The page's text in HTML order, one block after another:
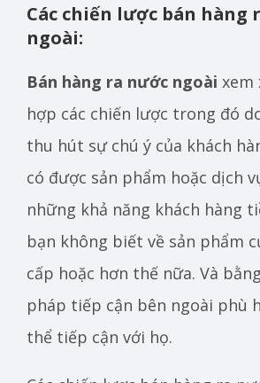
Các chiến lược bán hàng
ngoài:
Bán hàng ra nước ngoài xem
hợp các chiến lược trong đó
thu hút sự chú ý của khách
có được sản phẩm hoặc dịch
những khả năng khách hàng
bạn không biết về sản phẩm
cấp hoặc hơn thế nữa. Và
pháp tiếp cận bên ngoài phù
thể tiếp cận với họ.